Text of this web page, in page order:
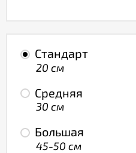
Стандарт
20 см
Средняя
30 см
Большая
45-50 см